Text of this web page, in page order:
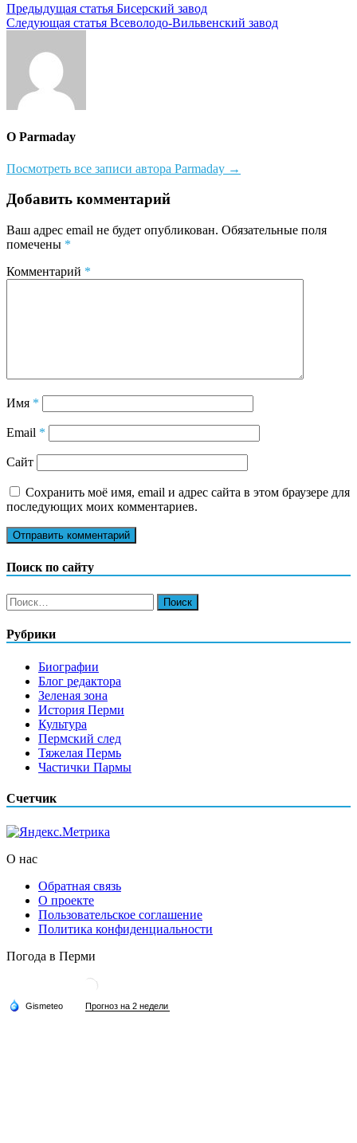
Навигация
по
записям
Предыдущая статья Бисерский завод
Следующая статья Всеволодо-Вильвенский завод
О Parmaday
Посмотреть все записи автора Parmaday →
Добавить комментарий
Ваш адрес email не будет опубликован. Обязательные поля
помечены *
Комментарий *
Имя *
Email *
Сайт
Сохранить моё имя, email и адрес сайта в этом браузере для
последующих моих комментариев.
Поиск по сайту
Найти:
Рубрики
Биографии
Блог редактора
Зеленая зона
История Перми
Культура
Пермский след
Тяжелая Пермь
Частички Пармы
Счетчик
О нас
Обратная связь
О проекте
Пользовательское соглашение
Политика конфиденциальности
Погода в Перми